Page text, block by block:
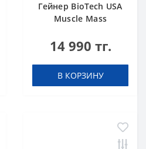
Гейнер BioTech USA
Muscle Mass
14 990 тг.
В КОРЗИНУ